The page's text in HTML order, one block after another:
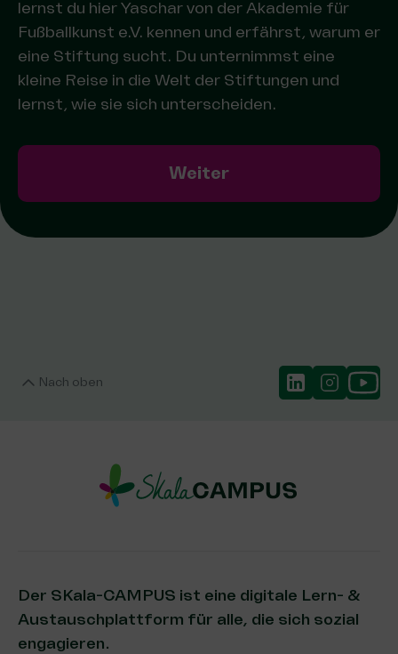
lernst du hier Yaschar von der Akademie für
Fußballkunst e.V. kennen und erfährst, warum er
eine Stiftung sucht. Du unternimmst eine
kleine Reise in die Welt der Stiftungen und
lernst, wie sie sich unterscheiden.
Weiter
Nach oben
Der SKala-CAMPUS ist eine digitale Lern- &
Austauschplattform für alle, die sich sozial
engagieren.